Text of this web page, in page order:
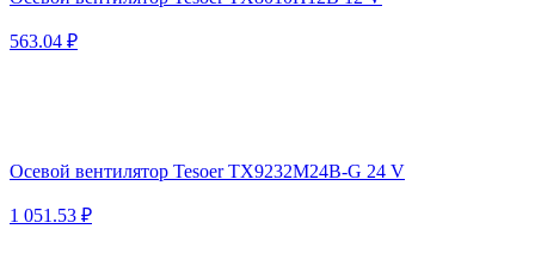
563.04 ₽
Осевой вентилятор Tesoer TX9232M24B-G 24 V
1 051.53 ₽